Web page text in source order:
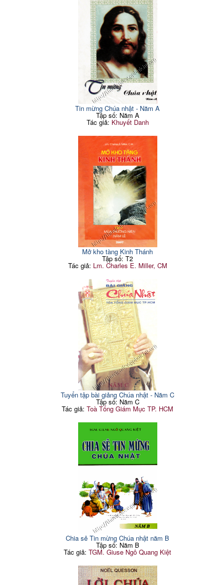
Tin mừng Chúa nhật - Năm A
Tập số: Năm A
Tác giả: Khuyết Danh
Mở kho tàng Kinh Thánh
Tập số: T2
Tác giả: Lm. Charles E. Miller, CM
Tuyển tập bài giảng Chúa nhật - Năm C
Tập số: Năm C
Tác giả:Toà Tổng Giám Mục TP. HCM
Chia sẻ Tin mừng Chúa nhật năm B
Tập số: Năm B
Tác giả:TGM. Giuse Ngô Quang Kiệt